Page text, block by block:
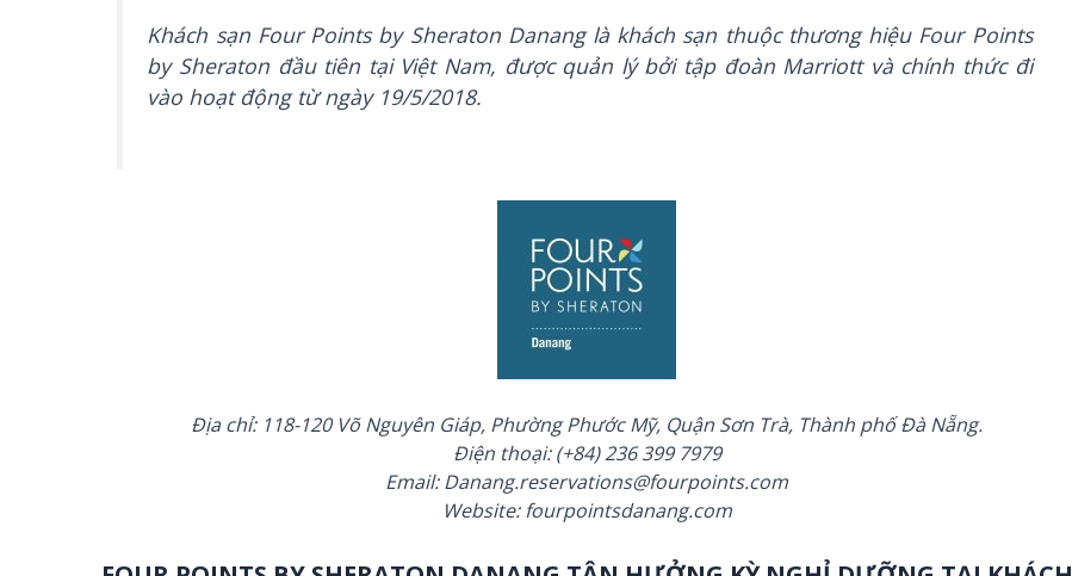
Khách sạn Four Points by Sheraton Danang là khách sạn thuộc thương hiệu Four Points
by Sheraton đầu tiên tại Việt Nam, được quản lý bởi tập đoàn Marriott và chính thức đi
vào hoạt động từ ngày 19/5/2018.
Địa chỉ: 118-120 Võ Nguyên Giáp, Phường Phước Mỹ, Quận Sơn Trà, Thành phố Đà Nẵng.
Điện thoại: (+84) 236 399 7979
Email: Danang.reservations@fourpoints.com
Website: fourpointsdanang.com